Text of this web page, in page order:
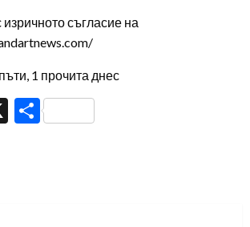
съгласие на
1 прочита днес
X Share